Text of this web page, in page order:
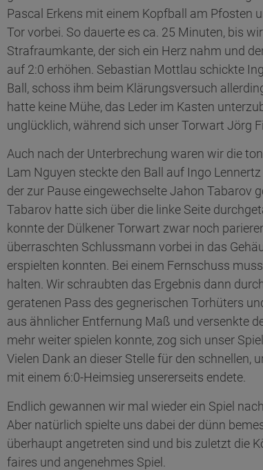
Pascal Erkens mit einem Kopfball am Pfosten
Tor vorbei. So dauerte es ca. 25 Minuten, bis
Strafraumkante, der sich ein Herz nahm und
auf 2:0 erhöhen. Sebastian Mottlau schickte
Ball, schoss ihm beim Klärungsversuch
hatte keine Mühe, das Leder im Kasten
unglücklich, während sich unser Torwart Jörg
Auch nach der Unterbrechung waren wir die
Lam Nguyen steckte den Ball auf Ingo
der zur Pause eingewechselte Jahon Tabarov
Tabarov hatte sich über die linke Seite
konnte der Dülkener Torwart zwar noch
überraschten Schlussmann vorbei in das
erspielten konnten. Bei einem Fernschuss
halten. Wir schraubten das Ergebnis dann
geratenen Pass des gegnerischen Torhüters
aus ähnlicher Entfernung Maß und versenkte
mehr weiter spielen konnte, zog sich unser
Vielen Dank an dieser Stelle für den schnellen,
mit einem 6:0-Heimsieg unsererseits endete.
Endlich gewannen wir mal wieder ein Spiel
Aber natürlich spielte uns dabei der dünn
überhaupt angetreten sind und bis zuletzt die
faires und angenehmes Spiel.